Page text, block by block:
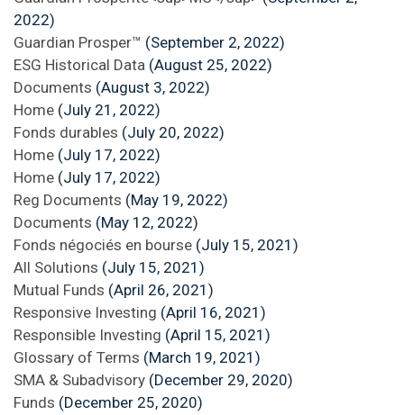
2022)
Guardian Prosper™ (September 2, 2022)
ESG Historical Data (August 25, 2022)
Documents (August 3, 2022)
Home (July 21, 2022)
Fonds durables (July 20, 2022)
Home (July 17, 2022)
Home (July 17, 2022)
Reg Documents (May 19, 2022)
Documents (May 12, 2022)
Fonds négociés en bourse (July 15, 2021)
All Solutions (July 15, 2021)
Mutual Funds (April 26, 2021)
Responsive Investing (April 16, 2021)
Responsible Investing (April 15, 2021)
Glossary of Terms (March 19, 2021)
SMA & Subadvisory (December 29, 2020)
Funds (December 25, 2020)